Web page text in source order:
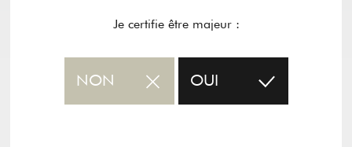
Je certifie être majeur :
NON OUI